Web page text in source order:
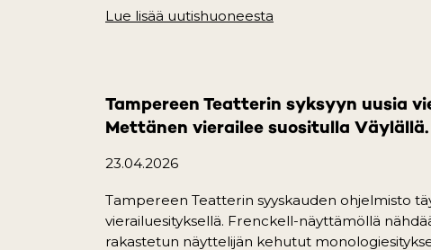
Lue lisää uutishuoneesta
Tampereen Teatterin syksyyn uusia
Mettänen vierailee suositulla Väylällä.
23.04.2026
Tampereen Teatterin syyskauden ohjelmisto
vierailuesityksellä. Frenckell-näyttämöllä
rakastetun näyttelijän kehutut